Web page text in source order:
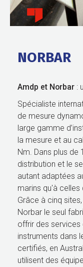
NORBAR
Amdp et Norbar :
Spécialiste
de mesure
large gamme
la mesure et au
Nm. Dans plus de
distribution et le
autant adaptées
marins qu'à celles
Grâce à cinq
Norbar le seul
offrir des
instruments dans
certifiés, en
utilisent des